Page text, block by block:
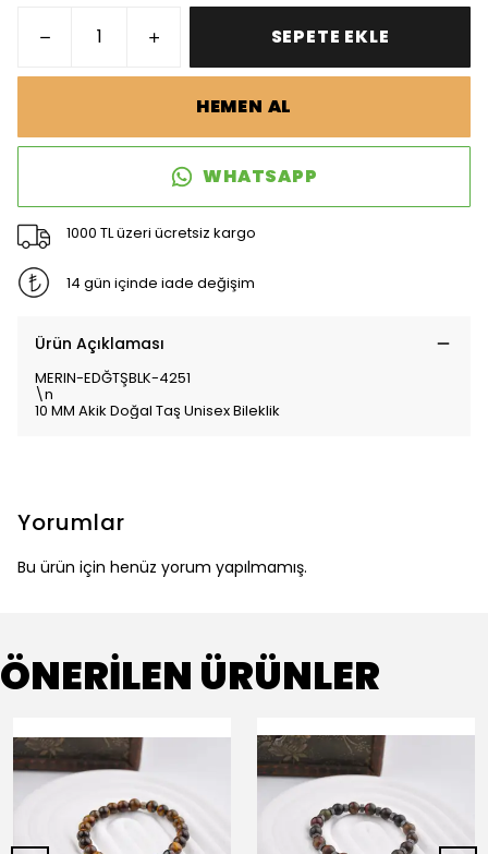
SEPETE EKLE
HEMEN AL
WHATSAPP
1000 TL üzeri ücretsiz kargo
14 gün içinde iade değişim
Ürün Açıklaması
MERIN-EDĞTŞBLK-4251
\n
10 MM Akik Doğal Taş Unisex Bileklik
Yorumlar
Bu ürün için henüz yorum yapılmamış.
ÖNERİLEN ÜRÜNLER